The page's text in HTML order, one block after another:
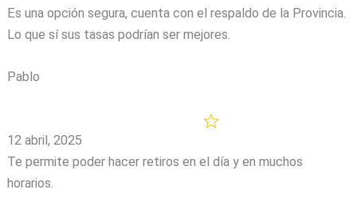
Es una opción segura, cuenta con el respaldo de la Provincia.
Lo que sí sus tasas podrían ser mejores.
Pablo
12 abril, 2025
Te permite poder hacer retiros en el día y en muchos
horarios.